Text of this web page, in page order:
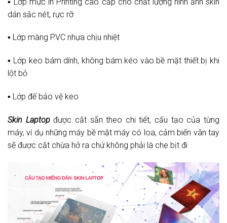
dán sắc nét, rực rỡ
▪️ Lớp màng PVC nhựa chịu nhiệt
▪️ Lớp keo bám dính, không bám kéo vào bề mặt thiết bị khi
lột bỏ
▪️ Lớp đế bảo vệ keo
Skin Laptopđược cắt sẵn theo chi tiết, cấu tạo của từng
máy, ví dụ những máy bề mặt máy có loa, cảm biến vân tay
sẽ được cắt chừa hở ra chứ không phải là che bịt đi